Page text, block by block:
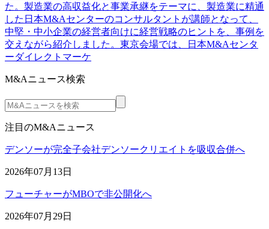
た。製造業の高収益化と事業承継をテーマに、製造業に精通
した日本M&Aセンターのコンサルタントが講師となって、
中堅・中小企業の経営者向けに経営戦略のヒントを、事例を
交えながら紹介しました。東京会場では、日本M&Aセンタ
ーダイレクトマーケ
M&Aニュース検索
注目のM&Aニュース
デンソーが完全子会社デンソークリエイトを吸収合併へ
2026年07月13日
フューチャーがMBOで非公開化へ
2026年07月29日